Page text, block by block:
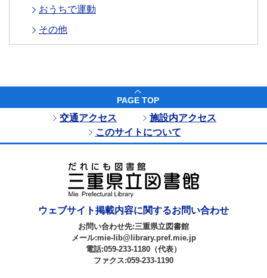
おうちで運動
その他
PAGE TOP
交通アクセス
施設内アクセス
このサイトについて
ウェブサイト掲載内容に関するお問い合わせ
お問い合わせ先:三重県立図書館
メール:mie-lib@library.pref.mie.jp
電話:059-233-1180（代表）
ファクス:059-233-1190